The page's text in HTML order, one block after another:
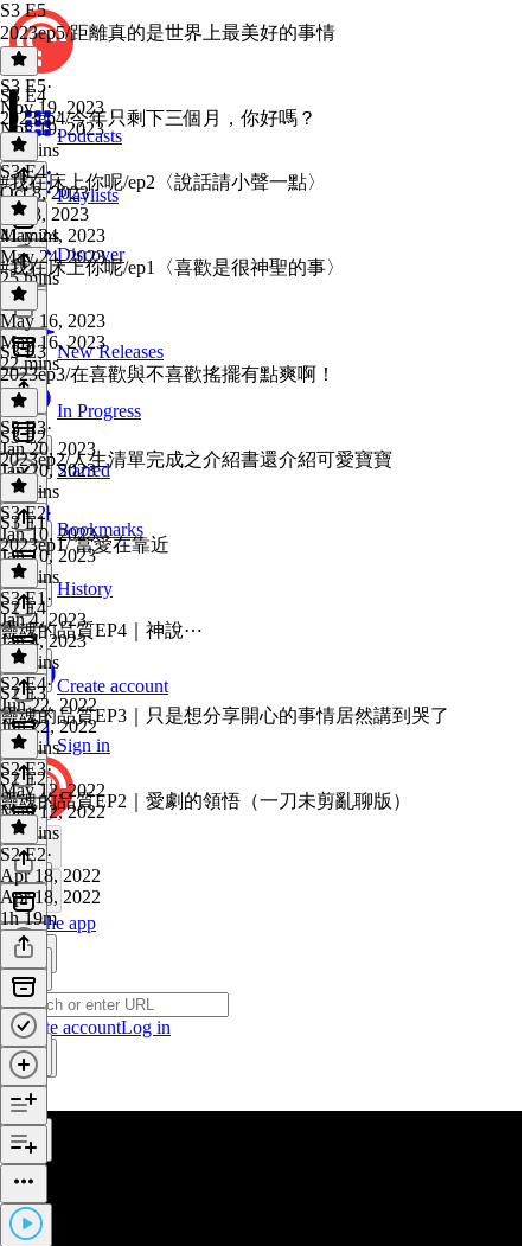
Podcasts
Playlists
Discover
New Releases
In Progress
Starred
Bookmarks
History
Create account
Sign in
Get the app
Create accountLog in
S3 E5
2023ep5/距離真的是世界上最美好的事情
S3 E5·
Nov 19, 2023
Nov 19, 2023
48 mins
S3 E4
2023ep4/今年只剩下三個月，你好嗎？
S3 E4·
Oct 8, 2023
Oct 8, 2023
41 mins
#我在床上你呢/ep2〈說話請小聲一點〉
May 24, 2023
May 24, 2023
25 mins
#我在床上你呢/ep1〈喜歡是很神聖的事〉
May 16, 2023
May 16, 2023
22 mins
S3 E3
2023ep3/在喜歡與不喜歡搖擺有點爽啊！
S3 E3·
Jan 20, 2023
Jan 20, 2023
38 mins
S3 E2
2023ep2/人生清單完成之介紹書還介紹可愛寶寶
S3 E2·
Jan 10, 2023
Jan 10, 2023
32 mins
S3 E1
2023ep1/ 當愛在靠近
S3 E1·
Jan 4, 2023
Jan 4, 2023
48 mins
S2 E4
靈魂的品質EP4｜神說⋯
S2 E4·
Jun 22, 2022
Jun 22, 2022
27 mins
S2 E3
靈魂的品質EP3｜只是想分享開心的事情居然講到哭了
S2 E3·
May 12, 2022
May 12, 2022
54 mins
S2 E2
靈魂的品質EP2｜愛劇的領悟（一刀未剪亂聊版）
S2 E2·
Apr 18, 2022
Apr 18, 2022
1h 19m